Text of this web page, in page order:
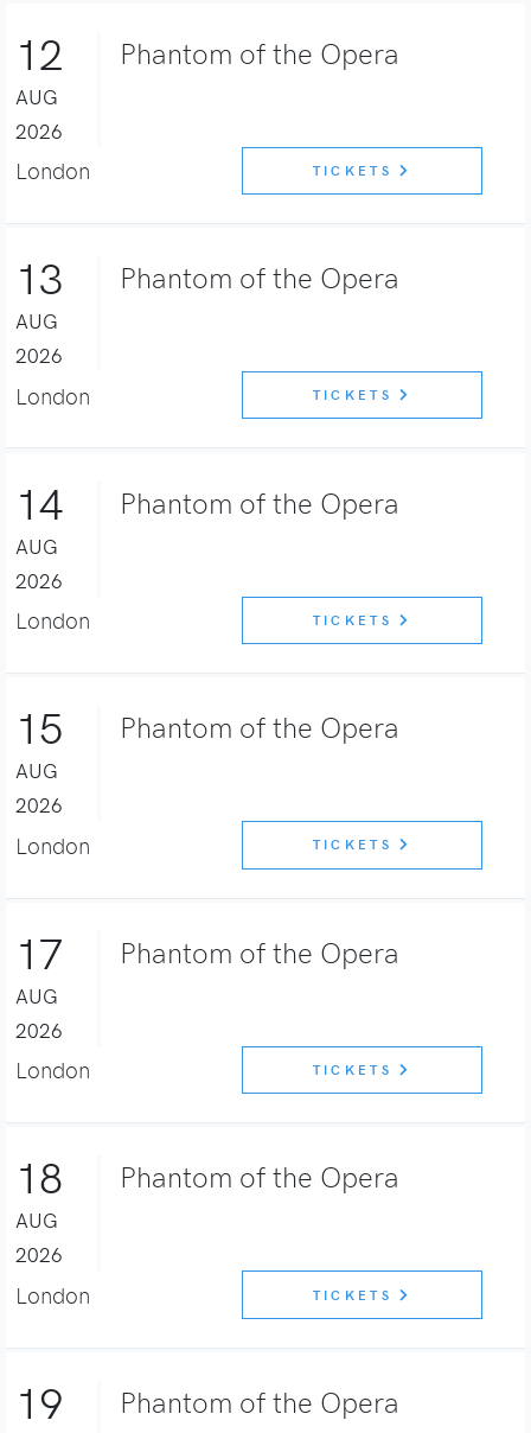
12
AUG
2026
Phantom of the Opera
London TICKETS
13
AUG
2026
Phantom of the Opera
London TICKETS
14
AUG
2026
Phantom of the Opera
London TICKETS
15
AUG
2026
Phantom of the Opera
London TICKETS
17
AUG
2026
Phantom of the Opera
London TICKETS
18
AUG
2026
Phantom of the Opera
London TICKETS
19 Phantom of the Opera